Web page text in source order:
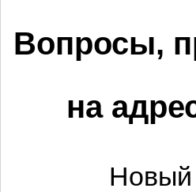
Вопросы,
на
Новый